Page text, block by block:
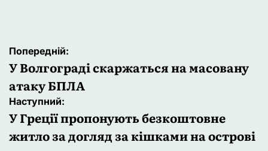
Навігація
записів
Попередній:
У Волгограді скаржаться на масовану
атаку БПЛА
Наступний:
У Греції пропонують безкоштовне
житло за догляд за кішками на острові